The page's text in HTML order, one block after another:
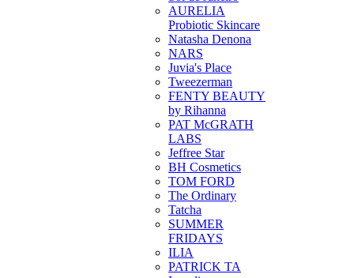
AURELIA
Probiotic Skincare
Natasha Denona
NARS
Juvia's Place
Tweezerman
FENTY BEAUTY
by Rihanna
PAT McGRATH
LABS
Jeffree Star
BH Cosmetics
TOM FORD
The Ordinary
Tatcha
SUMMER
FRIDAYS
ILIA
PATRICK TA